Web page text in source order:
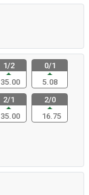
1/2
35.00
0/1
5.08
2/1
35.00
2/0
16.75